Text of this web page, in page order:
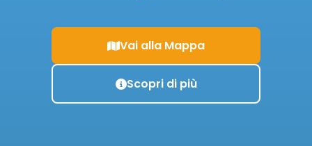
Vai alla Mappa
Scopri di più